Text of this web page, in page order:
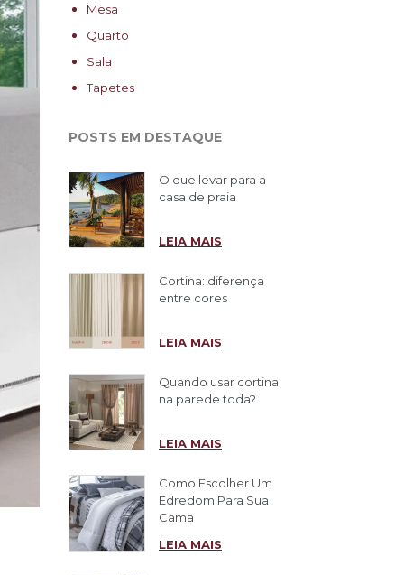
Mesa
Quarto
Sala
Tapetes
POSTS EM DESTAQUE
O que levar para a
casa de praia
LEIA MAIS
Cortina: diferença
entre cores
LEIA MAIS
Quando usar cortina
na parede toda?
LEIA MAIS
Como Escolher Um
Edredom Para Sua
Cama
LEIA MAIS